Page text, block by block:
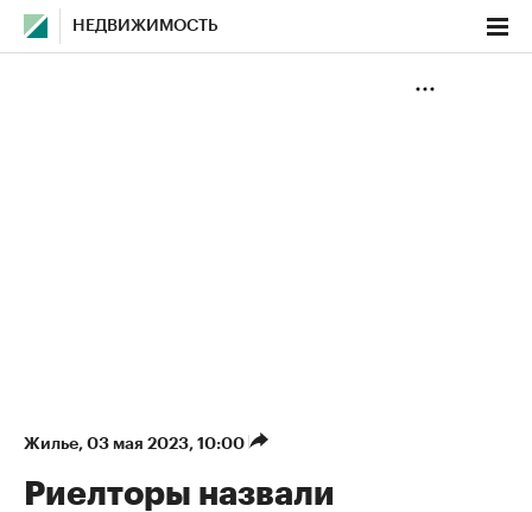
НЕДВИЖИМОСТЬ
Жилье⁠, 03 мая 2023, 10:00
Риелторы назвали